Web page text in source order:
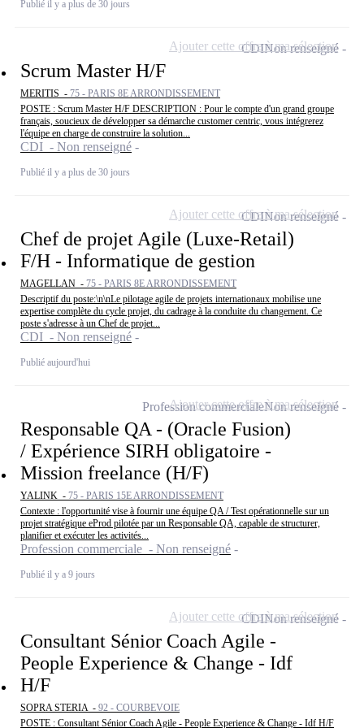
Publié il y a plus de 30 jours
Scrum Master H/F
MERITIS - 75 - PARIS 8E ARRONDISSEMENT
POSTE : Scrum Master H/F DESCRIPTION : Pour le compte d'un grand groupe
français, soucieux de développer sa démarche customer centric, vous intégrerez
l'équipe en charge de construire la solution...
CDI - Non renseigné
Publié il y a plus de 30 jours
CDINon renseigné
Ajouter cette offre à ma sélection
Chef de projet Agile (Luxe-Retail)
F/H - Informatique de gestion
MAGELLAN - 75 - PARIS 8E ARRONDISSEMENT
Descriptif du poste:\n\nLe pilotage agile de projets internationaux mobilise une
expertise complète du cycle projet, du cadrage à la conduite du changement. Ce
poste s'adresse à un Chef de projet...
CDI - Non renseigné
Publié aujourd'hui
CDINon renseigné
Ajouter cette offre à ma sélection
Responsable QA - (Oracle Fusion)
/ Expérience SIRH obligatoire -
Mission freelance (H/F)
YALINK - 75 - PARIS 15E ARRONDISSEMENT
Contexte : l'opportunité vise à fournir une équipe QA / Test opérationnelle sur un
projet stratégique eProd pilotée par un Responsable QA, capable de structurer,
planifier et exécuter les activités...
Profession commerciale - Non renseigné
Publié il y a 9 jours
Profession commercialeNon renseigné
Ajouter cette offre à ma sélection
Consultant Sénior Coach Agile -
People Experience & Change - Idf
H/F
SOPRA STERIA - 92 - COURBEVOIE
POSTE : Consultant Sénior Coach Agile - People Experience & Change - Idf H/F
CDINon renseigné
Ajouter cette offre à ma sélection